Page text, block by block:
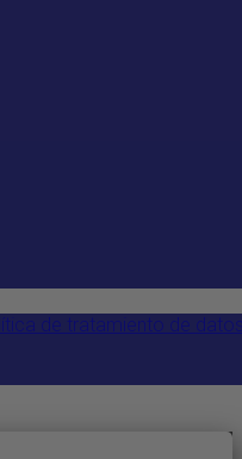
de tratamiento de